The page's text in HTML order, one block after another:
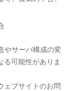
やサーバ構成の変
る可能性がありま
ェブサイトのお問